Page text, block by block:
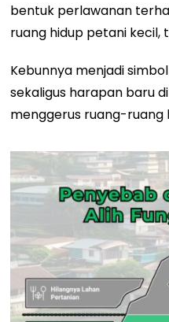
bentuk perlawanan
ruang hidup petani
Kebunnya menjadi
sekaligus harapan baru
menggerus ruang-ruang